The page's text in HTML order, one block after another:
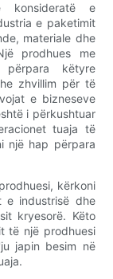
konsideratë e
e paketimit
materiale dhe
prodhues me
këtyre
zhvillim për të
e bizneseve
i përkushtuar
tuaja të
një hap përpara
kërkoni
e industrisë dhe
kryesorë. Këto
të një prodhuesi
japin besim në